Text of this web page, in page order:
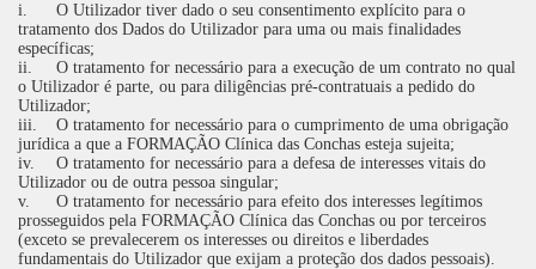
i.
O Utilizador tiver dado o seu consentimento explícito para o
tratamento dos Dados do Utilizador para uma ou mais finalidades
específicas;
ii.
O tratamento for necessário para a execução de um contrato no qual
o Utilizador é parte, ou para diligências pré-contratuais a pedido do
Utilizador;
iii.
O tratamento for necessário para o cumprimento de uma obrigação
jurídica a que a FORMAÇÃO Clínica das Conchas esteja sujeita;
iv.
O tratamento for necessário para a defesa de interesses vitais do
Utilizador ou de outra pessoa singular;
v.
O tratamento for necessário para efeito dos interesses legítimos
prosseguidos pela FORMAÇÃO Clínica das Conchas ou por terceiros
(exceto se prevalecerem os interesses ou direitos e liberdades
fundamentais do Utilizador que exijam a proteção dos dados pessoais).